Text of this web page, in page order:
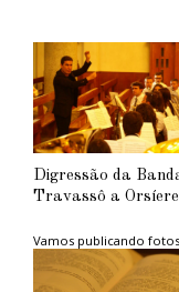
Digressão da
Travassô a
Vamos publicando